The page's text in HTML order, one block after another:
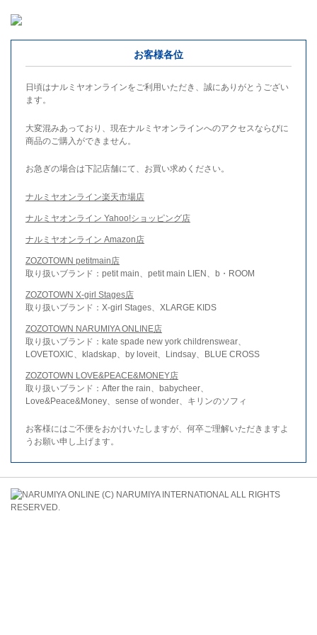
お客様各位
日頃はナルミヤオンラインをご利用いただき、誠にありがとうござい
ます。
大変混みあっており、現在ナルミヤオンラインへのアクセスならびに
商品のご購入ができません。
お急ぎの場合は下記店舗にて、お買い求めください。
ナルミヤオンライン楽天市場店
ナルミヤオンライン Yahoo!ショッピング店
ナルミヤオンライン Amazon店
ZOZOTOWN petitmain店
取り扱いブランド：petit main、petit main LIEN、b・ROOM
ZOZOTOWN X-girl Stages店
取り扱いブランド：X-girl Stages、XLARGE KIDS
ZOZOTOWN NARUMIYA ONLINE店
取り扱いブランド：kate spade new york childrenswear、
LOVETOXIC、kladskap、by loveit、Lindsay、BLUE CROSS
ZOZOTOWN LOVE&PEACE&MONEY店
取り扱いブランド：After the rain、babycheer、
Love&Peace&Money、sense of wonder、キリンのソフィ
お客様にはご不便をおかけいたしますが、何卒ご理解いただきますよ
うお願い申し上げます。